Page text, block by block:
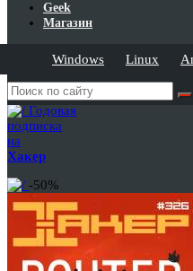
Geek
Магазин
Windows Linux
Годовая
подписка
на
Хакер
-50%